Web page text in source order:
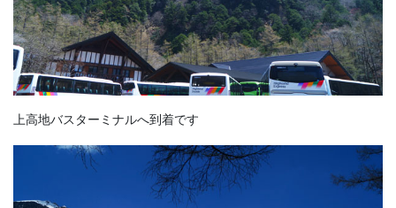
上高地バスターミナルへ到着です